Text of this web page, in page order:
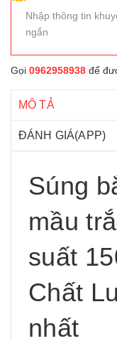
Nhập thông tin
ngắn
Gọi 0962958938 để
MÔ TẢ
ĐÁNH GIÁ(APP)
Súng
mầu
suất
Chất
nhất